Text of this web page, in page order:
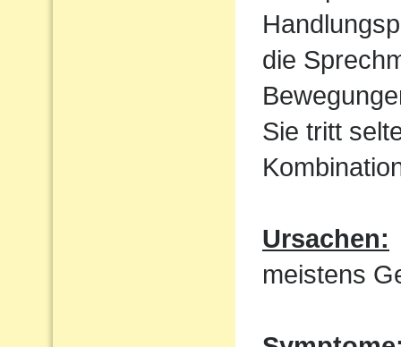
die
Sie tritt
Ursachen:
meistens